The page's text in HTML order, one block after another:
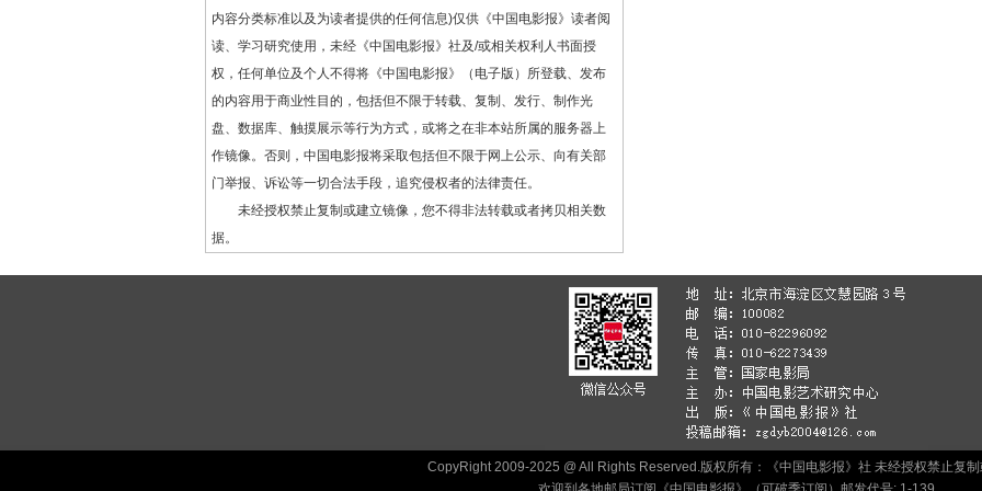
内容分类标准以及为读者提供的任何信息)仅供《中国电影报》读者阅
读、学习研究使用，未经《中国电影报》社及/或相关权利人书面授
权，任何单位及个人不得将《中国电影报》（电子版）所登载、发布
的内容用于商业性目的，包括但不限于转载、复制、发行、制作光
盘、数据库、触摸展示等行为方式，或将之在非本站所属的服务器上
作镜像。否则，中国电影报将采取包括但不限于网上公示、向有关部
门举报、诉讼等一切合法手段，追究侵权者的法律责任。
未经授权禁止复制或建立镜像，您不得非法转载或者拷贝相关数
据。
CopyRight 2009-2025 @ All Rights Reserved.版权所有：《中国电影报》社 未经授权禁止复